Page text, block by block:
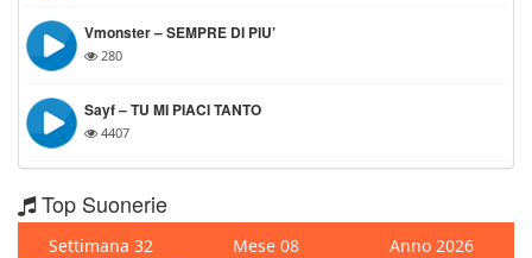
Vmonster – SEMPRE DI PIU’
280
Sayf – TU MI PIACI TANTO
4407
Top Suonerie
Settimana 32 Mese 08 Anno 2026